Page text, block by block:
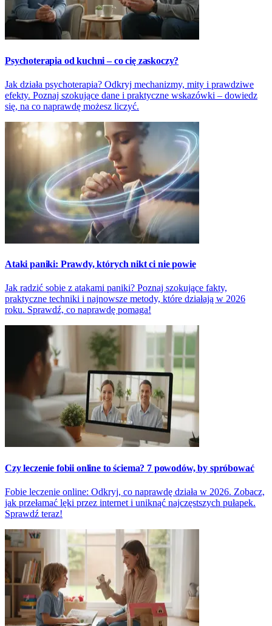
Psychoterapia od kuchni – co cię zaskoczy?
Jak działa psychoterapia? Odkryj mechanizmy, mity i prawdziwe
efekty. Poznaj szokujące dane i praktyczne wskazówki – dowiedz
się, na co naprawdę możesz liczyć.
Ataki paniki: Prawdy, których nikt ci nie powie
Jak radzić sobie z atakami paniki? Poznaj szokujące fakty,
praktyczne techniki i najnowsze metody, które działają w 2026
roku. Sprawdź, co naprawdę pomaga!
Czy leczenie fobii online to ściema? 7 powodów, by spróbować
Fobie leczenie online: Odkryj, co naprawdę działa w 2026. Zobacz,
jak przełamać lęki przez internet i uniknąć najczęstszych pułapek.
Sprawdź teraz!